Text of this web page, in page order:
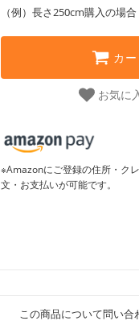
（例）長さ250cm購入の場
カ
お気に
※Amazonにご登録の住所・ク
文・お支払いが可能です。
この商品について問い合